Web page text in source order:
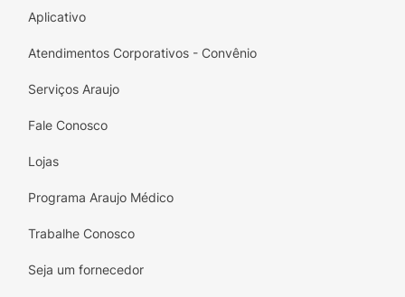
tempo, resistindo ao desgaste diário.
Volume:Frasco de 8ml, tamanho prático
esforço. Adicione o
Aplicativo
Atendimentos Corporativos - Convênio
Serviços Araujo
Fale Conosco
Lojas
Programa Araujo Médico
Trabalhe Conosco
Seja um fornecedor